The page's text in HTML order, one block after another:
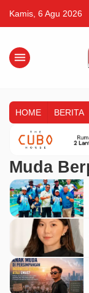
Kamis, 6 Agu 2026
menu
HOME BERITA
Muda